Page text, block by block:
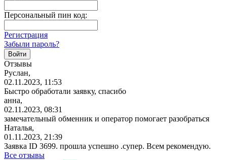
Персональный пин код:
Регистрация
Забыли пароль?
Отзывы
Руслан,
02.11.2023, 11:53
Быстро обработали заявку, спасибо
анна,
02.11.2023, 08:31
замечательный обменник и оператор помогает разобраться
Наталья,
01.11.2023, 21:39
Заявка ID 3699. прошла успешно .супер. Всем рекомендую.
Все отзывы